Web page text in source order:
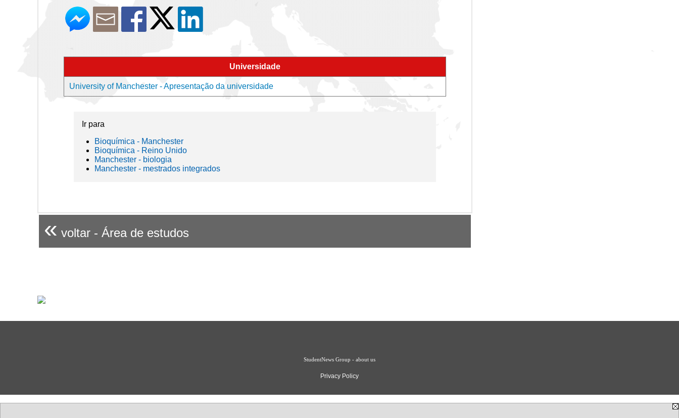
Universidade
University of Manchester - Apresentação da universidade
Ir para
Bioquímica - Manchester
Bioquímica - Reino Unido
Manchester - biologia
Manchester - mestrados integrados
« voltar - Área de estudos
StudentNews Group - about us
Privacy Policy